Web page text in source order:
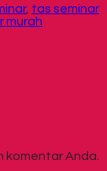
, tas seminar
murah
komentar Anda.